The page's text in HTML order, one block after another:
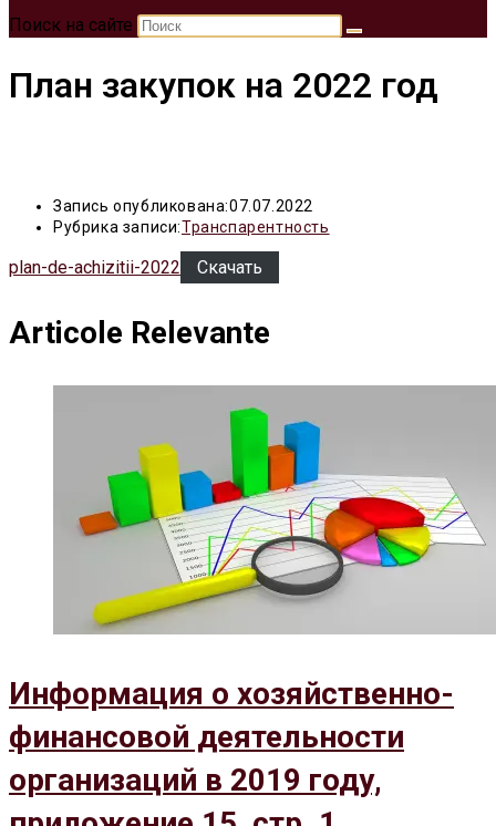
Поиск на сайте
План закупок на 2022 год
Запись опубликована:07.07.2022
Рубрика записи:Транспарентность
plan-de-achizitii-2022 Скачать
Articole Relevante
Информация о хозяйственно-
финансовой деятельности
организаций в 2019 году,